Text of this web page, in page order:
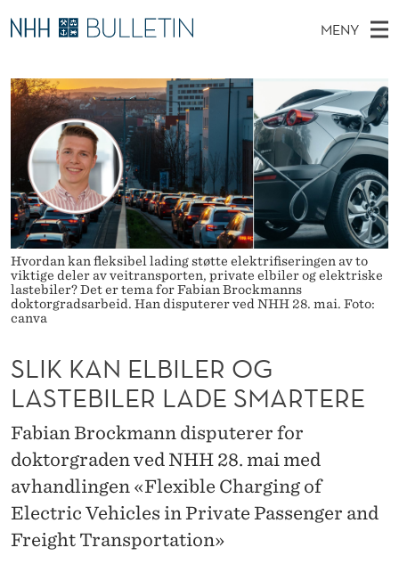
S
L
K
A
N
E
L
B
L
E
R
O
G
L
MENY
O
V
E
M
E
N
Y
Ø
K
I
N
E
E
D
E
T
Stipendiater og nye forskerprofiler
Disputaser
Ekspertutvalg
Om Bulletin
Hvordan kan fleksibel lading støtte elektrifiseringen av to
viktige deler av veitransporten, private elbiler og elektriske
lastebiler? Det er tema for Fabian Brockmanns
doktorgradsarbeid. Han disputerer ved NHH 28. mai. Foto:
canva
SLIK KAN ELBILER OG
LASTEBILER LADE SMARTERE
Fabian Brockmann disputerer for
doktorgraden ved NHH 28. mai med
avhandlingen «Flexible Charging of
Electric Vehicles in Private Passenger and
Freight Transportation»